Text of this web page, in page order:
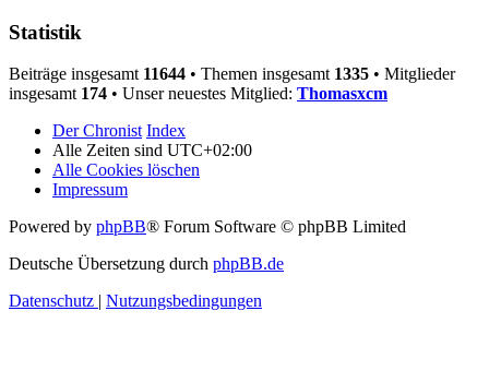
Statistik
Beiträge insgesamt 11644 • Themen insgesamt 1335 • Mitglieder
insgesamt 174 • Unser neuestes Mitglied: Thomasxcm
Der Chronist Index
Alle Zeiten sind UTC+02:00
Alle Cookies löschen
Impressum
Powered by phpBB® Forum Software © phpBB Limited
Deutsche Übersetzung durch phpBB.de
Datenschutz | Nutzungsbedingungen